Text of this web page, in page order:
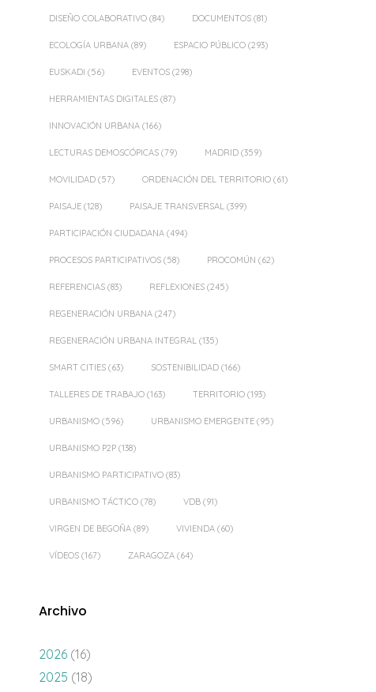
DISEÑO COLABORATIVO (84) DOCUMENTOS (81)
ECOLOGÍA URBANA (89) ESPACIO PÚBLICO (293)
EUSKADI (56) EVENTOS (298)
HERRAMIENTAS DIGITALES (87)
INNOVACIÓN URBANA (166)
LECTURAS DEMOSCÓPICAS (79) MADRID (359)
MOVILIDAD (57) ORDENACIÓN DEL TERRITORIO (61)
PAISAJE (128) PAISAJE TRANSVERSAL (399)
PARTICIPACIÓN CIUDADANA (494)
PROCESOS PARTICIPATIVOS (58) PROCOMÚN (62)
REFERENCIAS (83) REFLEXIONES (245)
REGENERACIÓN URBANA (247)
REGENERACIÓN URBANA INTEGRAL (135)
SMART CITIES (63) SOSTENIBILIDAD (166)
TALLERES DE TRABAJO (163) TERRITORIO (193)
URBANISMO (596) URBANISMO EMERGENTE (95)
URBANISMO P2P (138)
URBANISMO PARTICIPATIVO (83)
URBANISMO TÁCTICO (78) VDB (91)
VIRGEN DE BEGOÑA (89) VIVIENDA (60)
VÍDEOS (167) ZARAGOZA (64)
Archivo
2026 (16)
2025 (18)